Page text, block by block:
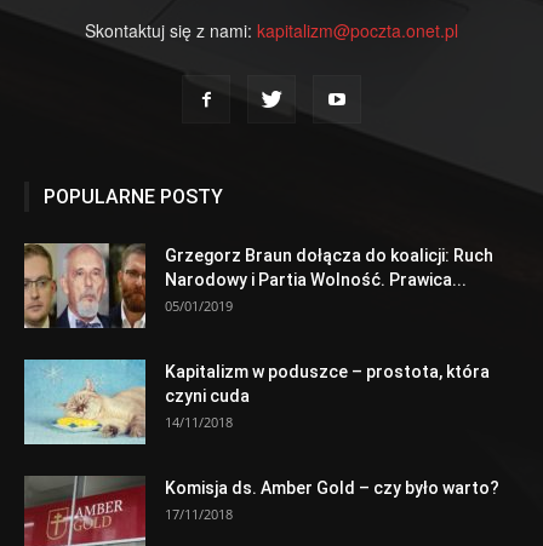
Skontaktuj się z nami: kapitalizm@poczta.onet.pl
POPULARNE POSTY
Grzegorz Braun dołącza do koalicji: Ruch
Narodowy i Partia Wolność. Prawica...
05/01/2019
Kapitalizm w poduszce – prostota, która
czyni cuda
14/11/2018
Komisja ds. Amber Gold – czy było warto?
17/11/2018